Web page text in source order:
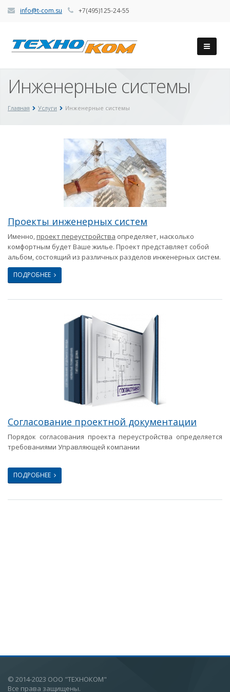
info@t-com.su +7(495)125-24-55
Инженерные системы
Главная Услуги Инженерные системы
Проекты инженерных систем
Именно,проект переустройства определяет, насколько
комфортным будет Ваше жилье. Проект представляет собой
альбом, состоящий из различных разделов инженерных систем.
ПОДРОБНЕЕ
Согласование проектной документации
Порядок согласования проекта переустройства определяется
требованиями Управляющей компании
ПОДРОБНЕЕ
© 2014-2023 ООО "ТЕХНОКОМ"
Все права защищены.